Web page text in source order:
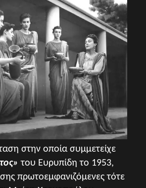
στην οποία συμμετείχε
του Ευρυπίδη το 1953,
πρωτοεμφανιζόμενες τότε